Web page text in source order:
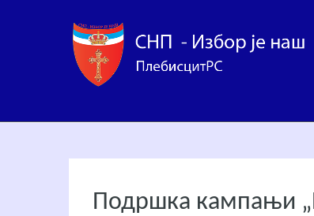
Подршка кампањи